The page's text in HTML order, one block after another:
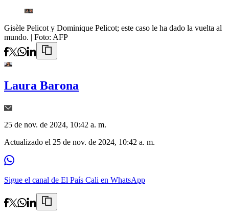
Gisèle Pelicot y Dominique Pelicot; este caso le ha dado la vuelta al
mundo. | Foto: AFP
Laura Barona
25 de nov. de 2024, 10:42 a. m.
Actualizado el 25 de nov. de 2024, 10:42 a. m.
Sigue el canal de El País Cali en WhatsApp